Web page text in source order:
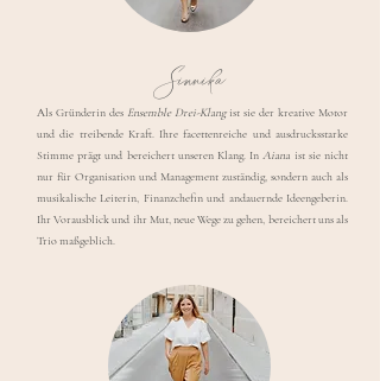
Als Gründerin des Ensemble Drei-Klangist sie der kreative Motor
und die treibende Kraft. Ihre facettenreiche und ausdrucksstarke
Stimme prägt und bereichert unseren Klang. InAiana ist sie nicht
nur für Organisation und Management zuständig, sondern auch als
musikalische Leiterin, Finanzchefin und andauernde Ideengeberin.
Ihr Vorausblick und ihr Mut, neue Wege zu gehen, bereichert uns als
Trio maßgeblich.
Sinnika